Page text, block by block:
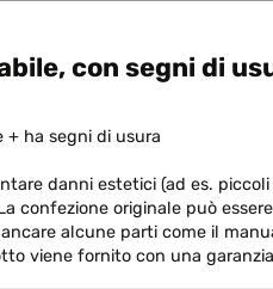
con segni di
ha segni di usura
danni estetici (ad es.
confezione originale può
alcune parti come il
viene fornito con una